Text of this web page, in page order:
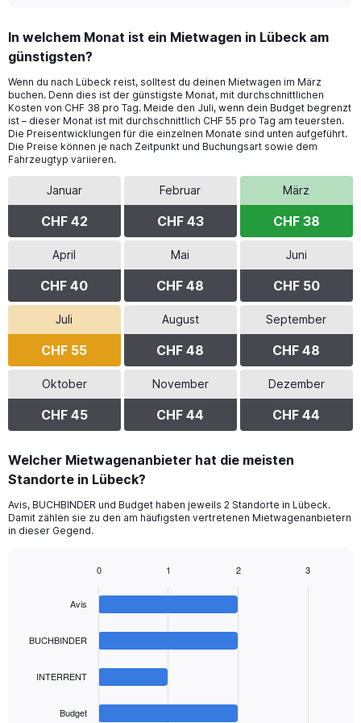
In welchem Monat ist ein Mietwagen in Lübeck am
günstigsten?
Wenn du nach Lübeck reist, solltest du deinen Mietwagen im März
buchen. Denn dies ist der günstigste Monat, mit durchschnittlichen
Kosten von CHF 38 pro Tag. Meide den Juli, wenn dein Budget begrenzt
ist – dieser Monat ist mit durchschnittlich CHF 55 pro Tag am teuersten.
Die Preisentwicklungen für die einzelnen Monate sind unten aufgeführt.
Die Preise können je nach Zeitpunkt und Buchungsart sowie dem
Fahrzeugtyp variieren.
Januar
CHF 42
Februar
CHF 43
März
CHF 38
April
CHF 40
Mai
CHF 48
Juni
CHF 50
Juli
CHF 55
August
CHF 48
September
CHF 48
Oktober
CHF 45
November
CHF 44
Dezember
CHF 44
Welcher Mietwagenanbieter hat die meisten
Standorte in Lübeck?
Avis, BUCHBINDER und Budget haben jeweils 2 Standorte in Lübeck.
Damit zählen sie zu den am häufigsten vertretenen Mietwagenanbietern
in dieser Gegend.
chart
Avis
BUCHBINDER
INTERRENT
Budget
0 1 2 3